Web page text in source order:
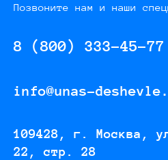
Позвоните нам и наши
8 (800) 333-45-77
info@unas-
109428, г. Москва,
22, стр. 28